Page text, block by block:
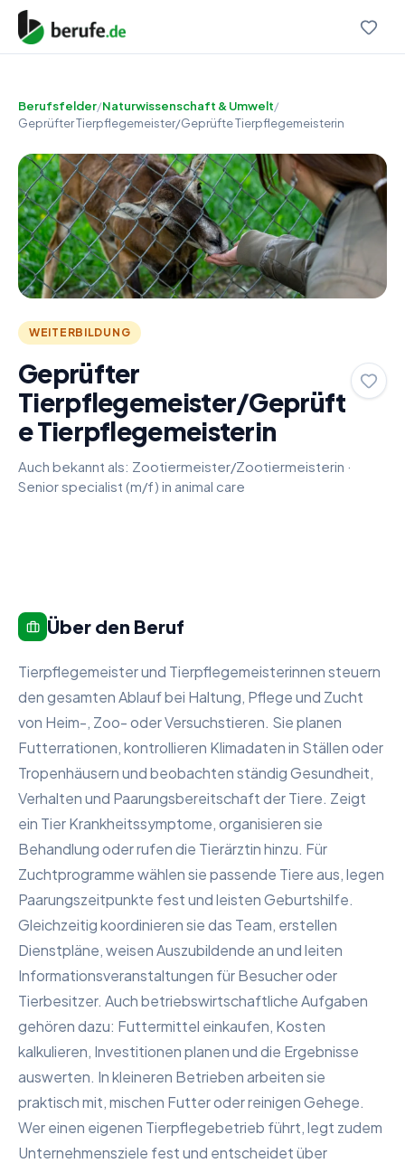
Berufsfelder/Naturwissenschaft & Umwelt/
Geprüfter Tierpflegemeister/Geprüfte Tierpflegemeisterin
WEITERBILDUNG
Geprüfter
Tierpflegemeister/Geprüft
e Tierpflegemeisterin
Auch bekannt als: Zootiermeister/Zootiermeisterin ·
Senior specialist (m/f) in animal care
Über den Beruf
Tierpflegemeister und Tierpflegemeisterinnen steuern
den gesamten Ablauf bei Haltung, Pflege und Zucht
von Heim-, Zoo- oder Versuchstieren. Sie planen
Futterrationen, kontrollieren Klimadaten in Ställen oder
Tropenhäusern und beobachten ständig Gesundheit,
Verhalten und Paarungsbereitschaft der Tiere. Zeigt
ein Tier Krankheitssymptome, organisieren sie
Behandlung oder rufen die Tierärztin hinzu. Für
Zuchtprogramme wählen sie passende Tiere aus, legen
Paarungszeitpunkte fest und leisten Geburtshilfe.
Gleichzeitig koordinieren sie das Team, erstellen
Dienstpläne, weisen Auszubildende an und leiten
Informationsveranstaltungen für Besucher oder
Tierbesitzer. Auch betriebswirtschaftliche Aufgaben
gehören dazu: Futtermittel einkaufen, Kosten
kalkulieren, Investitionen planen und die Ergebnisse
auswerten. In kleineren Betrieben arbeiten sie
praktisch mit, mischen Futter oder reinigen Gehege.
Wer einen eigenen Tierpflegebetrieb führt, legt zudem
Unternehmensziele fest und entscheidet über